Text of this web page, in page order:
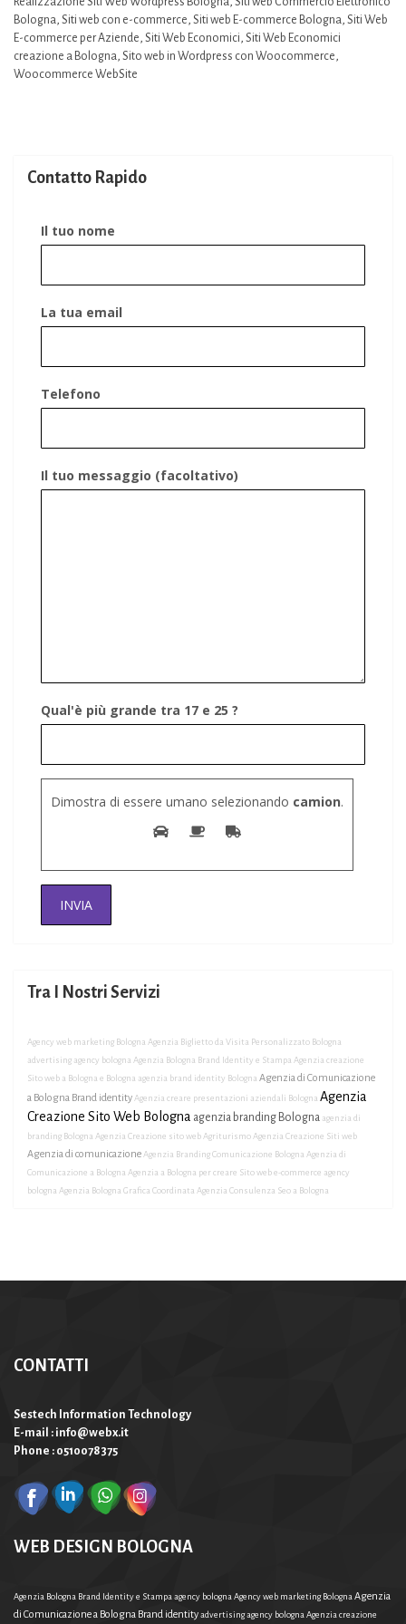
Bologna, Siti web con e-commerce, Siti web E-commerce Bologna, Siti Web
E-commerce per Aziende, Siti Web Economici, Siti Web Economici
creazione a Bologna, Sito web in Wordpress con Woocommerce,
Woocommerce WebSite
Contatto Rapido
Il tuo nome
La tua email
Telefono
Il tuo messaggio (facoltativo)
Qual'è più grande tra 17 e 25 ?
Dimostra di essere umano selezionando camion.
Tra I Nostri Servizi
Agency web marketing Bologna Agenzia Biglietto da Visita Personalizzato Bologna
advertising agency bologna Agenzia Bologna Brand Identity e Stampa Agenzia creazione
Sito web a Bologna e Bologna agenzia brand identity Bologna Agenzia di Comunicazione
a Bologna Brand identity Agenzia creare presentazioni aziendali Bologna Agenzia
Creazione Sito Web Bologna agenzia branding Bologna agenzia di
branding Bologna Agenzia Creazione sito web Agriturismo Agenzia Creazione Siti web
Agenzia di comunicazione Agenzia Branding Comunicazione Bologna Agenzia di
Comunicazione a Bologna Agenzia a Bologna per creare Sito web e-commerce agency
bologna Agenzia Bologna Grafica Coordinata Agenzia Consulenza Seo a Bologna
CONTATTI
Sestech Information Technology
E-mail : info@webx.it
Phone : 0510078375
WEB DESIGN BOLOGNA
Agenzia Bologna Brand Identity e Stampaagency bolognaAgency web marketing BolognaAgenzia
di Comunicazione a Bologna Brand identityadvertising agency bolognaAgenzia creazione